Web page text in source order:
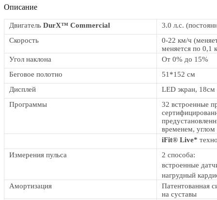
Описание
Двигатель DurX™ Commercial
3.0 л.с.
Скорость
0-22 км/ч
меняется по 0,1
Угол наклона
От 0% до 15%
Беговое полотно
51*152 см
Дисплей
LED экран, 18см
Программы
32 встроенные
временем, углом
iFit® Live*
Измерения пульса
2 способа:
встроенные
нагрудный
Амортизация
Патентованная
на суставы